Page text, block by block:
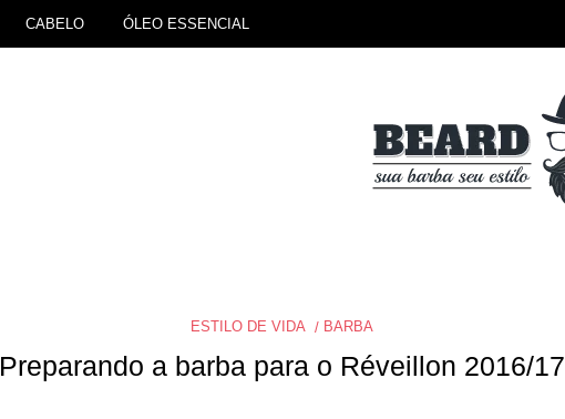
CABELO ÓLEO ESSENCIAL
ESTILO DE VIDA BARBA
Preparando a barba para o Réveillon 2016/17